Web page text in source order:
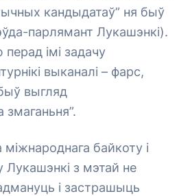
кандыдатаў” ня быў
парлямант Лукашэнкі).
імі задачу
выканалі – фарс,
выгляд
змаганьня”.
міжнароднага байкоту і
Лукашэнкі з мэтай не
і застрашыць